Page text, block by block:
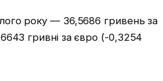
року — 36,5686 гривень за
гривні за євро (-0,3254